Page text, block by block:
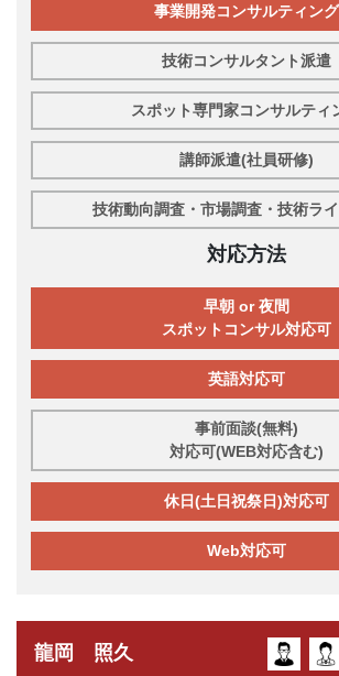
事業開発コンサルティング
技術コンサルタント派遣
スポット専門家コンサルティ
講師派遣(社員研修)
技術動向調査・市場調査・技術ラ
対応方法
早朝 or 夜間
スポットコンサル対応可
英語対応可
事前面談(無料)
対応可(WEB対応含む)
休日(土日祝祭日)対応可
Web対応可
龍岡 照久